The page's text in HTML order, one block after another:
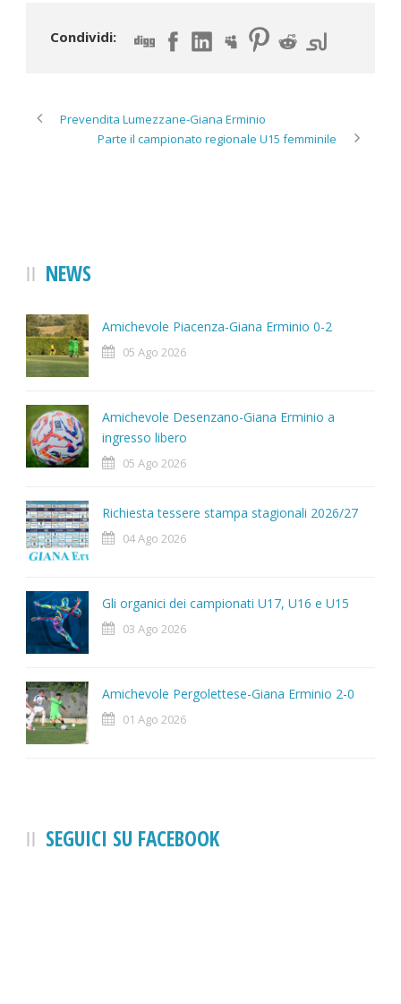
Condividi:
Prevendita Lumezzane-Giana Erminio
Parte il campionato regionale U15 femminile
NEWS
Amichevole Piacenza-Giana Erminio 0-2
05 Ago 2026
Amichevole Desenzano-Giana Erminio a
ingresso libero
05 Ago 2026
Richiesta tessere stampa stagionali 2026/27
04 Ago 2026
Gli organici dei campionati U17, U16 e U15
03 Ago 2026
Amichevole Pergolettese-Giana Erminio 2-0
01 Ago 2026
SEGUICI SU FACEBOOK